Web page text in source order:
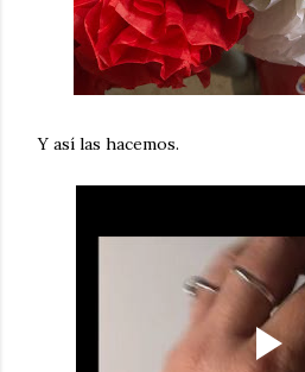
Y así las hacemos.